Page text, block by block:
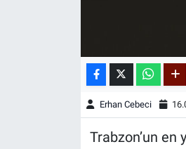
Erhan Cebeci
Trabzon’un